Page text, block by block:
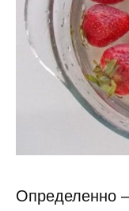
Определенно